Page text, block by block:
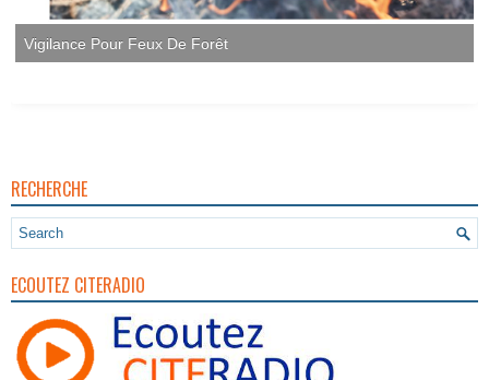
Vigilance Pour Feux De Forêt
RECHERCHE
ECOUTEZ CITERADIO